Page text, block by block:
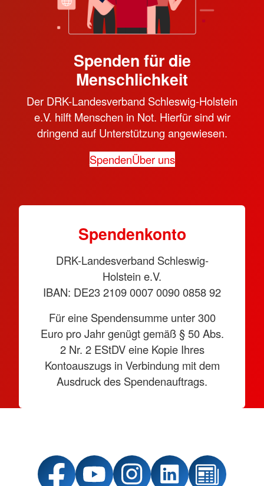
Spenden für die
Menschlichkeit
Der DRK-Landesverband Schleswig-Holstein
e.V. hilft Menschen in Not. Hierfür sind wir
dringend auf Unterstützung angewiesen.
SpendenÜber uns
Spendenkonto
DRK-Landesverband Schleswig-
Holstein e.V.
IBAN: DE23 2109 0007 0090 0858 92
Für eine Spendensumme unter 300
Euro pro Jahr genügt gemäß § 50 Abs.
2 Nr. 2 EStDV eine Kopie Ihres
Kontoauszugs in Verbindung mit dem
Ausdruck des Spendenauftrags.